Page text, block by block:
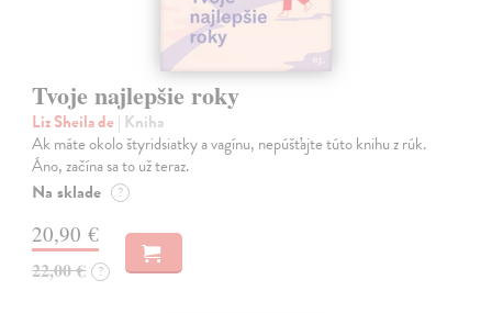
Tvoje najlepšie roky
Liz Sheila de | Kniha
Ak máte okolo štyridsiatky a vagínu, nepúšťajte túto knihu z rúk.
Áno, začína sa to už teraz.
Na sklade ?
20,90 €
22,00 € ?